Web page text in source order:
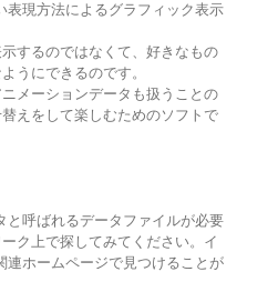
現方法によるグラフィック表示
するのではなくて、好きなもの
うにできるのです。
メーションデータも扱うことの
えをして楽しむためのソフトで
呼ばれるデータファイルが必要
ク上で探してみてください。イ
連ホームページで見つけることが